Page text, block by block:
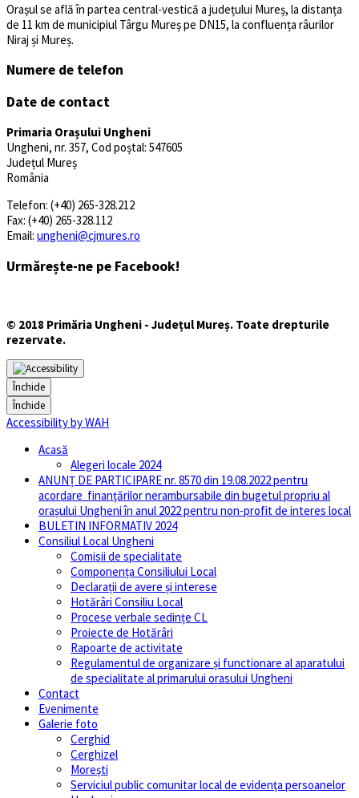
Orașul se află în partea central-vestică a județului Mureș, la distanța
de 11 km de municipiul Târgu Mureș pe DN15, la confluența râurilor
Niraj și Mureș.
Numere de telefon
Date de contact
Primaria Orașului Ungheni
Ungheni, nr. 357, Cod poștal: 547605
Județul Mureș
România
Telefon: (+40) 265-328.212
Fax: (+40) 265-328.112
Email: ungheni@cjmures.ro
Urmărește-ne pe Facebook!
© 2018 Primăria Ungheni - Județul Mureș. Toate drepturile
rezervate.
Închide
Închide
Accessibility by WAH
Acasă
Alegeri locale 2024
ANUNȚ DE PARTICIPARE nr. 8570 din 19.08.2022 pentru
acordare finanţărilor nerambursabile din bugetul propriu al
orașului Ungheni în anul 2022 pentru non-profit de interes local
BULETIN INFORMATIV 2024
Consiliul Local Ungheni
Comisii de specialitate
Componența Consiliului Local
Declarații de avere și interese
Hotărâri Consiliu Local
Procese verbale sedințe CL
Proiecte de Hotărâri
Rapoarte de activitate
Regulamentul de organizare și functionare al aparatului
de specialitate al primarului orasului Ungheni
Contact
Evenimente
Galerie foto
Cerghid
Cerghizel
Morești
Serviciul public comunitar local de evidenţa persoanelor